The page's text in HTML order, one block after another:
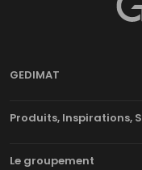
GEDIMAT
Produits, Inspirations,
Le groupement